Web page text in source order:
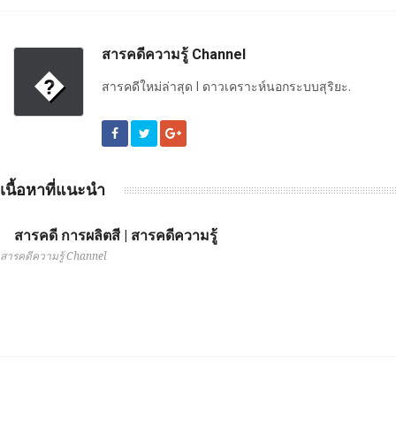
�
สารคดีความรู้ Channel
สารคดีใหม่ล่าสุด l ดาวเคราะห์นอกระบบสุริยะ.
เนื้อหาที่แนะนำ
สารคดี การผลิตสี | สารคดีความรู้
สารคดีความรู้ Channel